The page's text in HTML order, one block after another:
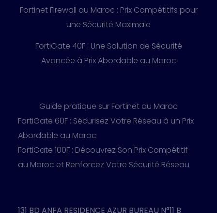
Fortinet Firewall au Maroc : Prix Compétitifs pour
une Sécurité Maximale
FortiGate 40F : Une Solution de Sécurité
Avancée à Prix Abordable au Maroc
Guide pratique sur Fortinet au Maroc
FortiGate 60F : Sécurisez Votre Réseau à un Prix
Abordable au Maroc
FortiGate 100F : Découvrez Son Prix Compétitif
au Maroc et Renforcez Votre Sécurité Réseau
131 BD ANFA RESIDENCE AZUR BUREAU N°11 B